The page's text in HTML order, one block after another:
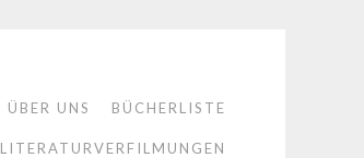
ÜBER UNS BÜCHERLISTE
LITERATURVERFILMUNGEN